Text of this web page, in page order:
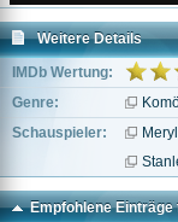
Weitere Details
IMDb Wertung:
Genre:
Schauspieler:
Empfohlene